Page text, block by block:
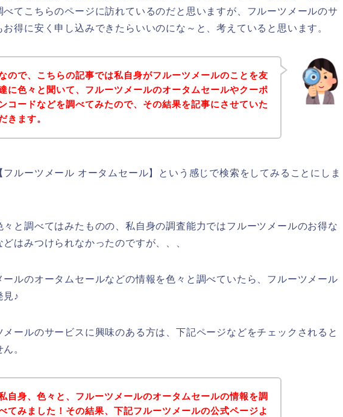
べてこちらのページに訪れているのだと思いますが、フルーツメールのサ
得に安く申し込みできたらいいのにな～と、考えていると思います。
ので、こちらの記事では私自身がフルーツメールのことを友
に色々と聞いて、フルーツメールのオータムセールやクーポ
コードなどを調べてみたので、その結果を記事にさせていた
きます。
フルーツメール オータムセール】という感じで検索をしてみることにしま
々と調べてはみたものの、私自身の調査能力ではフルーツメールのお得な
はみつけられなかったのですが、、、
ールのオータムセールなどの情報を色々と調べていたら、フルーツメール
見♪
メールのサービスに興味のある方は、下記ページなどをチェックされると
。
自身、色々と、フルーツメールのオータムセールの情報を調
てみました！その結果、下記フルーツメールの公式ページよ